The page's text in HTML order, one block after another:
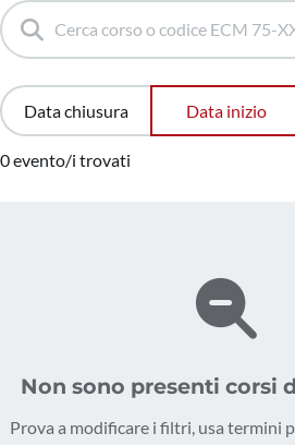
Data chiusura Data inizio
0 evento/i trovati
Non sono presenti corsi
Prova a modificare i filtri, usa termini